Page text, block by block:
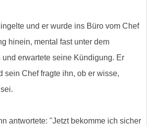
und er wurde ins Büro vom Chef
hinein, mental fast unter dem
und erwartete seine Kündigung. Er
sein Chef fragte ihn, ob er wisse,
antwortete: "Jetzt bekomme ich sicher